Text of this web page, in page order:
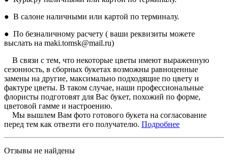
● В салоне наличными или картой по терминалу.
● По безналичному расчету ( ваши реквизиты можете
выслать на maki.tomsk@mail.ru)
В связи с тем, что некоторые цветы имеют выраженную
сезонность, в сборных букетах возможны равноценные
замены на другие, максимально подходящие по цвету и
фактуре цветы. В таком случае, наши профессиональные
флористы подготовят для Вас букет, похожий по форме,
цветовой гамме и настроению.
Мы вышлем Вам фото готового букета на согласование
перед тем как отвезти его получателю. Подробнее
Отзывы не найдены